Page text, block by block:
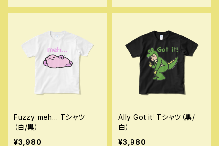
Fuzzy meh... Tシャツ
（白/黒）
¥3,980
Ally Got it! Tシャツ（黒/
白）
¥3,980